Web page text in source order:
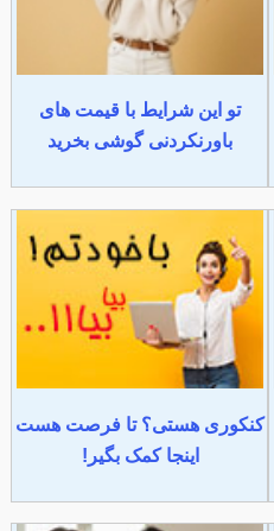
تو این شرایط با قیمت های
باورنکردنی گوشی بخرید
کنکوری هستی؟ تا فرصت هست
اینجا کمک بگیر!